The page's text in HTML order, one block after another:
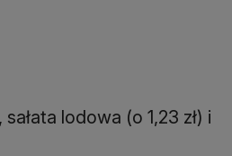
lodowa (o 1,23 zł) i